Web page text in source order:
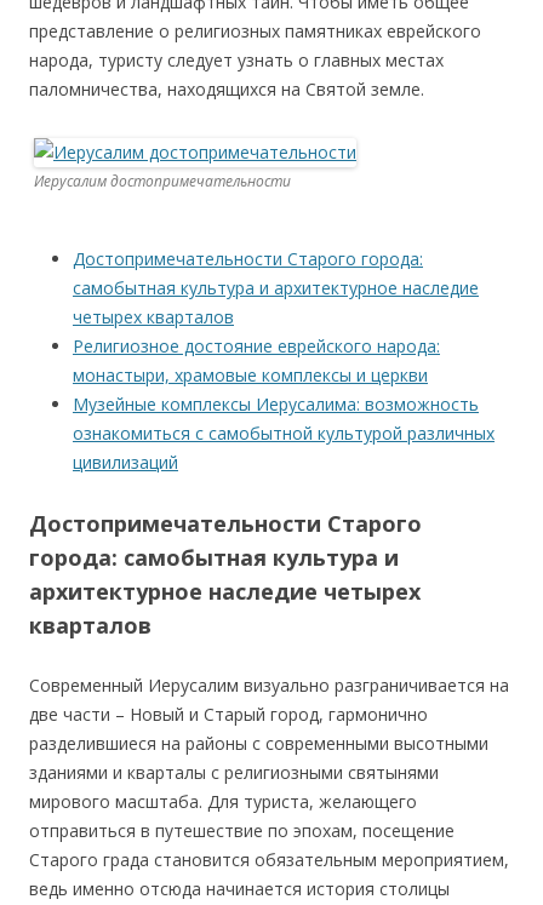
представление о религиозных памятниках еврейского
народа, туристу следует узнать о главных местах
паломничества, находящихся на Святой земле.
Иерусалим достопримечательности
Достопримечательности Старого города:
самобытная культура и архитектурное наследие
четырех кварталов
Религиозное достояние еврейского народа:
монастыри, храмовые комплексы и церкви
Музейные комплексы Иерусалима: возможность
ознакомиться с самобытной культурой различных
цивилизаций
Достопримечательности Старого
города: самобытная культура и
архитектурное наследие четырех
кварталов
Современный Иерусалим визуально разграничивается на
две части – Новый и Старый город, гармонично
разделившиеся на районы с современными высотными
зданиями и кварталы с религиозными святынями
мирового масштаба. Для туриста, желающего
отправиться в путешествие по эпохам, посещение
Старого града становится обязательным мероприятием,
ведь именно отсюда начинается история столицы